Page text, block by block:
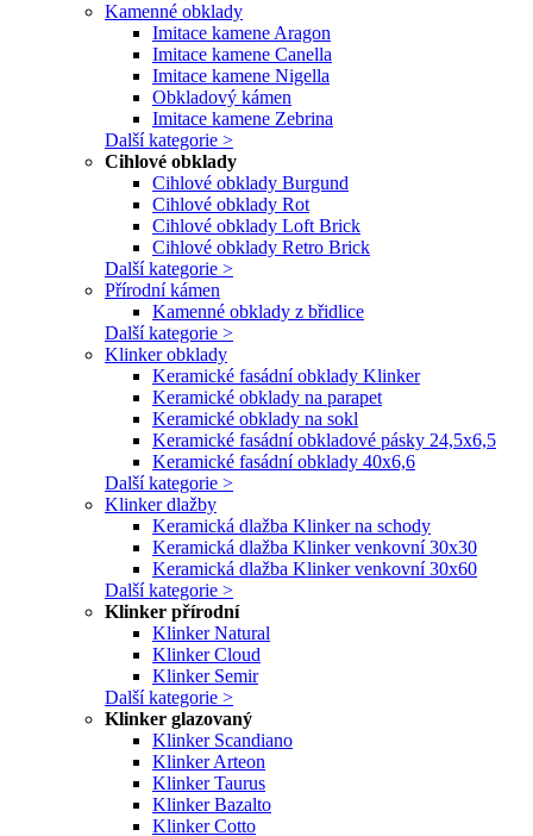
Kamenné obklady
Imitace kamene Aragon
Imitace kamene Canella
Imitace kamene Nigella
Obkladový kámen
Imitace kamene Zebrina
Další kategorie >
Cihlové obklady
Cihlové obklady Burgund
Cihlové obklady Rot
Cihlové obklady Loft Brick
Cihlové obklady Retro Brick
Další kategorie >
Přírodní kámen
Kamenné obklady z břidlice
Další kategorie >
Klinker obklady
Keramické fasádní obklady Klinker
Keramické obklady na parapet
Keramické obklady na sokl
Keramické fasádní obkladové pásky 24,5x6,5
Keramické fasádní obklady 40x6,6
Další kategorie >
Klinker dlažby
Keramická dlažba Klinker na schody
Keramická dlažba Klinker venkovní 30x30
Keramická dlažba Klinker venkovní 30x60
Další kategorie >
Klinker přírodní
Klinker Natural
Klinker Cloud
Klinker Semir
Další kategorie >
Klinker glazovaný
Klinker Scandiano
Klinker Arteon
Klinker Taurus
Klinker Bazalto
Klinker Cotto